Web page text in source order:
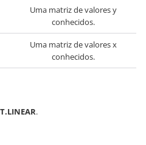
Uma matriz de valores y
conhecidos.
Uma matriz de valores x
conhecidos.
.